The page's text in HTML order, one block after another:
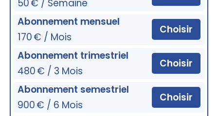
50 € / Semaine
Abonnement mensuel
170 € / Mois
Choisir
Abonnement trimestriel
480 € / 3 Mois
Choisir
Abonnement semestriel
900 € / 6 Mois
Choisir